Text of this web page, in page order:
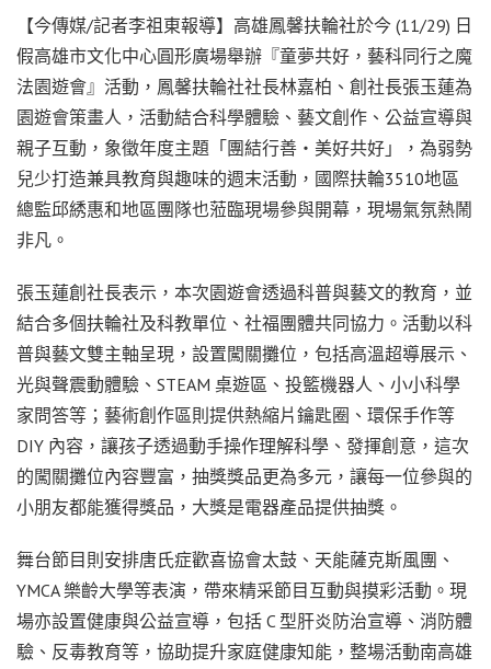
【今傳媒/記者李祖東報導】高雄鳳馨扶輪社於今 (11/29) 日
假高雄市文化中心圓形廣場舉辦『童夢共好，藝科同行之魔
法園遊會』活動，鳳馨扶輪社社長林嘉柏、創社長張玉蓮為
園遊會策畫人，活動結合科學體驗、藝文創作、公益宣導與
親子互動，象徵年度主題「團結行善‧美好共好」，為弱勢
兒少打造兼具教育與趣味的週末活動，國際扶輪3510地區
總監邱綉惠和地區團隊也蒞臨現場參與開幕，現場氣氛熱鬧
非凡。
張玉蓮創社長表示，本次園遊會透過科普與藝文的教育，並
結合多個扶輪社及科教單位、社福團體共同協力。活動以科
普與藝文雙主軸呈現，設置闖關攤位，包括高溫超導展示、
光與聲震動體驗、STEAM 桌遊區、投籃機器人、小小科學
家問答等；藝術創作區則提供熱縮片鑰匙圈、環保手作等
DIY 內容，讓孩子透過動手操作理解科學、發揮創意，這次
的闖關攤位內容豐富，抽獎獎品更為多元，讓每一位參與的
小朋友都能獲得獎品，大獎是電器產品提供抽獎。
舞台節目則安排唐氏症歡喜協會太鼓、天能薩克斯風團、
YMCA 樂齡大學等表演，帶來精采節目互動與摸彩活動。現
場亦設置健康與公益宣導，包括 C 型肝炎防治宣導、消防體
驗、反毒教育等，協助提升家庭健康知能，整場活動南高雄